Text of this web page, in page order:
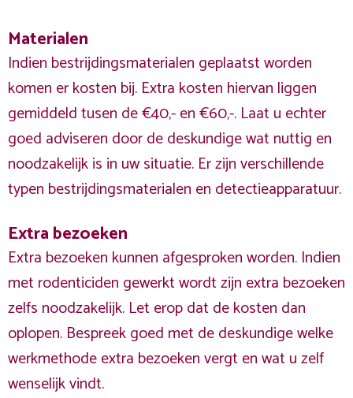
Materialen
Indien bestrijdingsmaterialen geplaatst worden
komen er kosten bij. Extra kosten hiervan liggen
gemiddeld tusen de €40,- en €60,-. Laat u echter
goed adviseren door de deskundige wat nuttig en
noodzakelijk is in uw situatie. Er zijn verschillende
typen bestrijdingsmaterialen en detectieapparatuur.
Extra bezoeken
Extra bezoeken kunnen afgesproken worden. Indien
met rodenticiden gewerkt wordt zijn extra bezoeken
zelfs noodzakelijk. Let erop dat de kosten dan
oplopen. Bespreek goed met de deskundige welke
werkmethode extra bezoeken vergt en wat u zelf
wenselijk vindt.